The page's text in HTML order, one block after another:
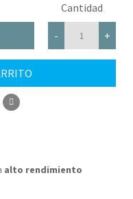
Cantidad
- +
alto rendimiento